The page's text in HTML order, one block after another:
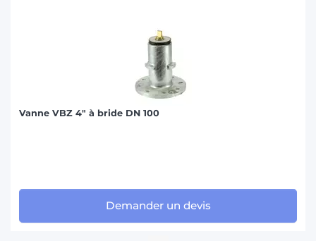
Vanne VBZ 4" à bride DN 100
Demander un devis